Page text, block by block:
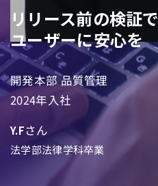
リリース前の検証で
ユーザーに安心を
開発本部 品質管理
2024年入社
Y.Fさん
法学部法律学科卒業